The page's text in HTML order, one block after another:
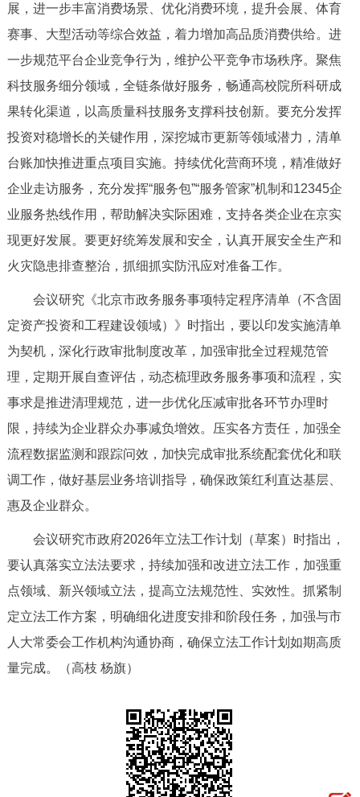
参与调查 在线访谈 图说互动
走进北京
绿色北京 图说北京 视频北京
多语种
DEUTSCH FRANÇAIS РУССКИЙ ЯЗЫК
ESPAÑOL العربية PORTUGUÊS
ITALIANO
回到顶部
展，进一步丰富消费场景、优化消费环境，提升会展、体育
赛事、大型活动等综合效益，着力增加高品质消费供给。进
一步规范平台企业竞争行为，维护公平竞争市场秩序。聚焦
科技服务细分领域，全链条做好服务，畅通高校院所科研成
果转化渠道，以高质量科技服务支撑科技创新。要充分发挥
投资对稳增长的关键作用，深挖城市更新等领域潜力，清单
台账加快推进重点项目实施。持续优化营商环境，精准做好
企业走访服务，充分发挥“服务包”“服务管家”机制和12345企
业服务热线作用，帮助解决实际困难，支持各类企业在京实
现更好发展。要更好统筹发展和安全，认真开展安全生产和
火灾隐患排查整治，抓细抓实防汛应对准备工作。
会议研究《北京市政务服务事项特定程序清单（不含固
定资产投资和工程建设领域）》时指出，要以印发实施清单
为契机，深化行政审批制度改革，加强审批全过程规范管
理，定期开展自查评估，动态梳理政务服务事项和流程，实
事求是推进清理规范，进一步优化压减审批各环节办理时
限，持续为企业群众办事减负增效。压实各方责任，加强全
流程数据监测和跟踪问效，加快完成审批系统配套优化和联
调工作，做好基层业务培训指导，确保政策红利直达基层、
惠及企业群众。
会议研究市政府2026年立法工作计划（草案）时指出，
要认真落实立法法要求，持续加强和改进立法工作，加强重
点领域、新兴领域立法，提高立法规范性、实效性。抓紧制
定立法工作方案，明确细化进度安排和阶段任务，加强与市
人大常委会工作机构沟通协商，确保立法工作计划如期高质
量完成。（高枝 杨旗）